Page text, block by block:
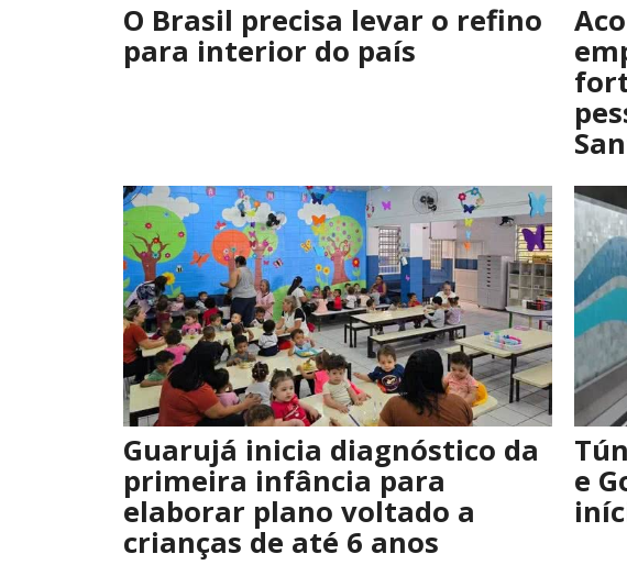
O Brasil precisa levar o refino
para interior do país
Guarujá inicia diagnóstico da
primeira infância para
elaborar plano voltado a
crianças de até 6 anos
e